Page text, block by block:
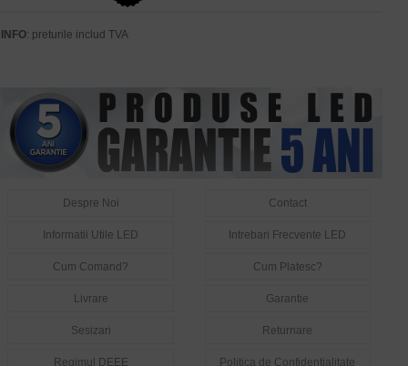
INFO: preturile includ TVA
Despre Noi Contact
Informatii Utile LED Intrebari Frecvente LED
Cum Comand? Cum Platesc?
Livrare Garantie
Sesizari Returnare
Regimul DEEE Politica de Confidentialitate